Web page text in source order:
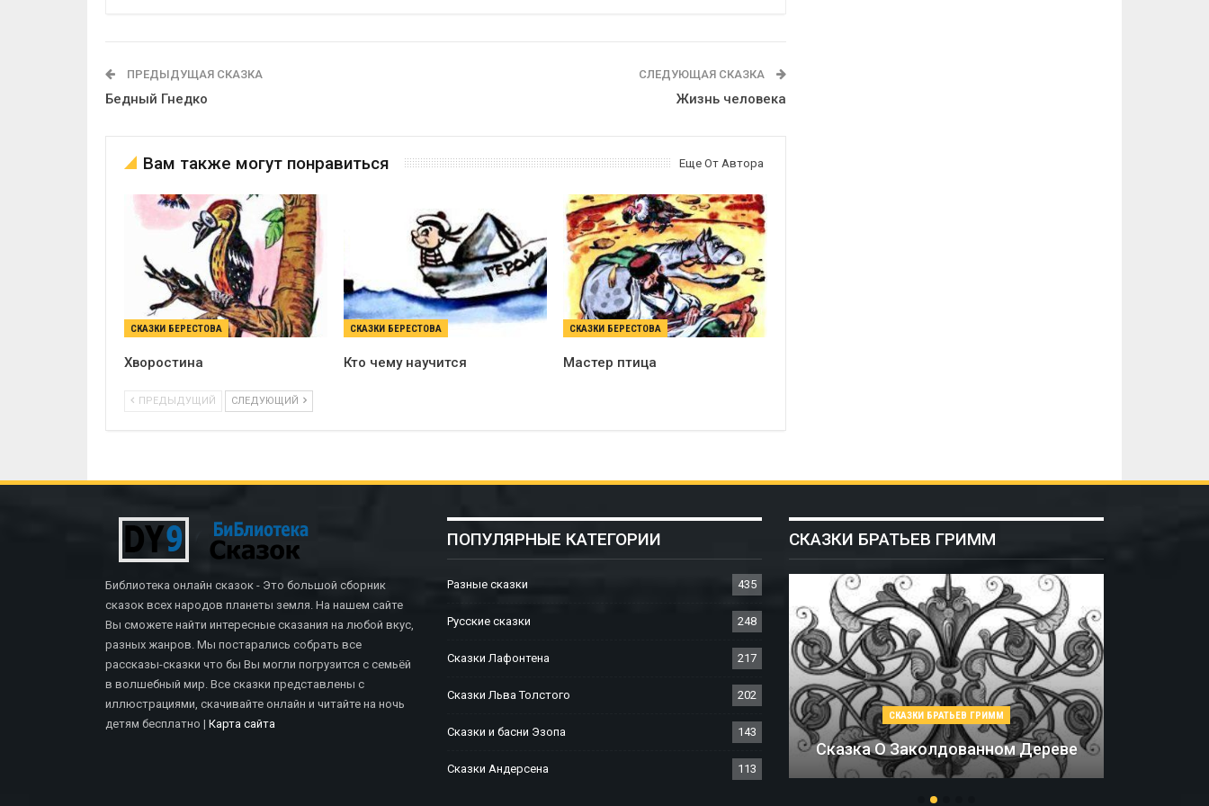
ПРЕДЫДУЩАЯ СКАЗКА
Бедный Гнедко
СЛЕДУЮЩАЯ СКАЗКА
Жизнь человека
Вам также могут понравиться Еще От Автора
СКАЗКИ БЕРЕСТОВА
Хворостина
СКАЗКИ БЕРЕСТОВА
Кто чему научится
СКАЗКИ БЕРЕСТОВА
Мастер птица
ПРЕДЫДУЩИЙ СЛЕДУЮЩИЙ
Библиотека онлайн сказок - Это большой сборник
сказок всех народов планеты земля. На нашем сайте
Вы сможете найти интересные сказания на любой вкус,
разных жанров. Мы постарались собрать все
рассказы-сказки что бы Вы могли погрузится с семьёй
в волшебный мир. Все сказки представлены с
иллюстрациями, скачивайте онлайн и читайте на ночь
детям бесплатно | Карта сайта
ПОПУЛЯРНЫЕ КАТЕГОРИИ
Разные сказки 435
Русские сказки 248
Сказки Лафонтена 217
Сказки Льва Толстого 202
Сказки и басни Эзопа 143
Сказки Андерсена 113
СКАЗКИ БРАТЬЕВ ГРИММ
СКАЗКИ БРАТЬЕВ ГРИММ
Сказка О Заколдованном Дереве